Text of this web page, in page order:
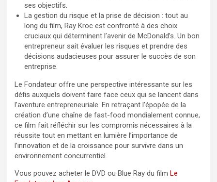
ses objectifs.
La gestion du risque et la prise de décision : tout au
long du film, Ray Kroc est confronté à des choix
cruciaux qui déterminent l’avenir de McDonald’s. Un bon
entrepreneur sait évaluer les risques et prendre des
décisions audacieuses pour assurer le succès de son
entreprise.
Le Fondateur offre une perspective intéressante sur les
défis auxquels doivent faire face ceux qui se lancent dans
l’aventure entrepreneuriale. En retraçant l’épopée de la
création d’une chaîne de fast-food mondialement connue,
ce film fait réfléchir sur les compromis nécessaires à la
réussite tout en mettant en lumière l’importance de
l’innovation et de la croissance pour survivre dans un
environnement concurrentiel.
Vous pouvez acheter le DVD ou Blue Ray du film Le